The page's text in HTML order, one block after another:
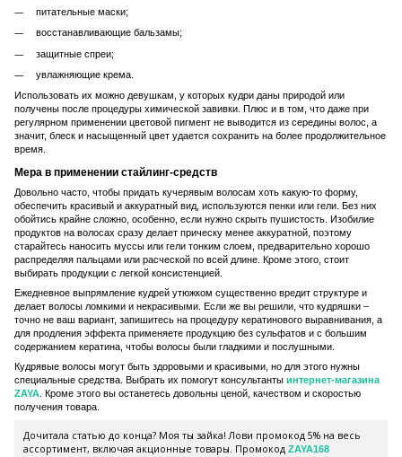
питательные маски;
восстанавливающие бальзамы;
защитные спреи;
увлажняющие крема.
Использовать их можно девушкам, у которых кудри даны природой или
получены после процедуры химической завивки. Плюс и в том, что даже при
регулярном применении цветовой пигмент не выводится из середины волос, а
значит, блеск и насыщенный цвет удается сохранить на более продолжительное
время.
Мера в применении стайлинг-средств
Довольно часто, чтобы придать кучерявым волосам хоть какую-то форму,
обеспечить красивый и аккуратный вид, используются пенки или гели. Без них
обойтись крайне сложно, особенно, если нужно скрыть пушистость. Изобилие
продуктов на волосах сразу делает прическу менее аккуратной, поэтому
старайтесь наносить муссы или гели тонким слоем, предварительно хорошо
распределяя пальцами или расческой по всей длине. Кроме этого, стоит
выбирать продукции с легкой консистенцией.
Ежедневное выпрямление кудрей утюжком существенно вредит структуре и
делает волосы ломкими и некрасивыми. Если же вы решили, что кудряшки –
точно не ваш вариант, запишитесь на процедуру кератинового выравнивания, а
для продления эффекта применяете продукцию без сульфатов и с большим
содержанием кератина, чтобы волосы были гладкими и послушными.
Кудрявые волосы могут быть здоровыми и красивыми, но для этого нужны
специальные средства. Выбрать их помогут консультанты интернет-магазина
ZAYA . Кроме этого вы останетесь довольны ценой, качеством и скоростью
получения товара.
Дочитала статью до конца? Моя ты зайка! Лови промокод 5% на весь
ассортимент, включая акционные товары. Промокод ZAYA168